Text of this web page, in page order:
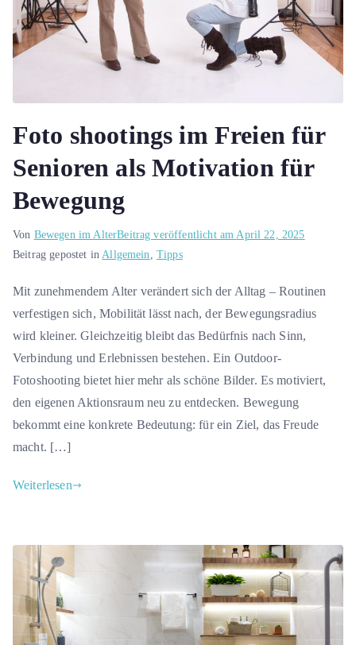
Foto shootings im Freien für
Senioren als Motivation für
Bewegung
Von Bewegen im AlterBeitrag veröffentlicht am April 22, 2025
Beitrag gepostet in Allgemein Tipps
Mit zunehmendem Alter verändert sich der Alltag – Routinen
verfestigen sich, Mobilität lässt nach, der Bewegungsradius
wird kleiner. Gleichzeitig bleibt das Bedürfnis nach Sinn,
Verbindung und Erlebnissen bestehen. Ein Outdoor-
Fotoshooting bietet hier mehr als schöne Bilder. Es motiviert,
den eigenen Aktionsraum neu zu entdecken. Bewegung
bekommt eine konkrete Bedeutung: für ein Ziel, das Freude
macht. […]
Weiterlesen